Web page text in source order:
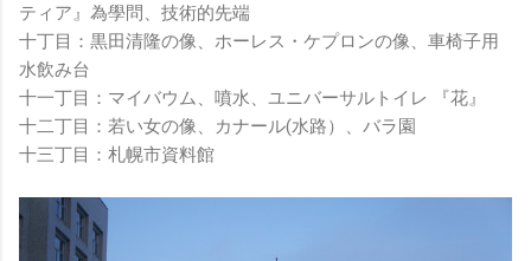
ティア』為學問、技術的先端
十丁目：黒田清隆の像、ホーレス・ケプロンの像、車椅子用
水飲み台
十一丁目：マイバウム、噴水、ユニバーサルトイレ 『花』
十二丁目：若い女の像、カナール(水路）、バラ園
十三丁目：札幌市資料館